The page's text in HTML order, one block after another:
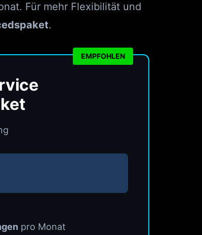
Für mehr Flexibilität und
.
EMPFOHLEN
pro Monat